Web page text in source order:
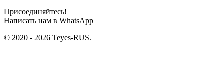
Присоединяйтесь!
Написать нам в WhatsApp
© 2020 - 2026 Teyes-RUS.